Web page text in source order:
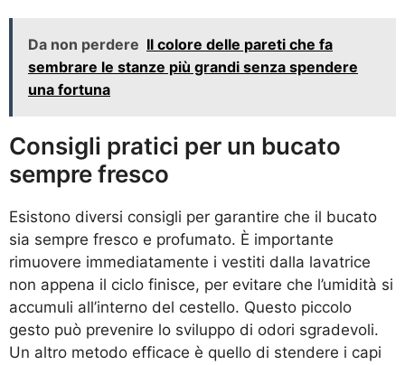
Da non perdere Il colore delle pareti che fa
sembrare le stanze più grandi senza spendere
una fortuna
Consigli pratici per un bucato
sempre fresco
Esistono diversi consigli per garantire che il bucato
sia sempre fresco e profumato. È importante
rimuovere immediatamente i vestiti dalla lavatrice
non appena il ciclo finisce, per evitare che l’umidità si
accumuli all’interno del cestello. Questo piccolo
gesto può prevenire lo sviluppo di odori sgradevoli.
Un altro metodo efficace è quello di stendere i capi